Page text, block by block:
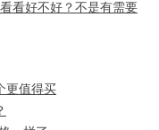
看好不好？不是有需要
更值得买